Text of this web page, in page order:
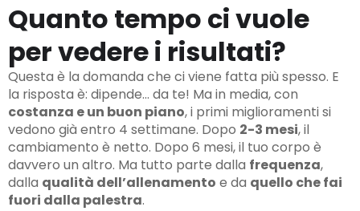
Quanto tempo ci vuole
per vedere i risultati?
Questa è la domanda che ci viene fatta più spesso. E
la risposta è: dipende… da te! Ma in media, con
costanza e un buon piano, i primi miglioramenti si
vedono già entro 4 settimane. Dopo 2-3 mesi, il
cambiamento è netto. Dopo 6 mesi, il tuo corpo è
davvero un altro. Ma tutto parte dalla frequenza,
dalla qualità dell’allenamento e da quello che fai
fuori dalla palestra.